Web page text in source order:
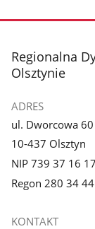
stopka
Regionalna
Olsztynie
ADRES
ul. Dworcowa 60
10-437 Olsztyn
NIP 739 37 16
Regon 280 34
KONTAKT